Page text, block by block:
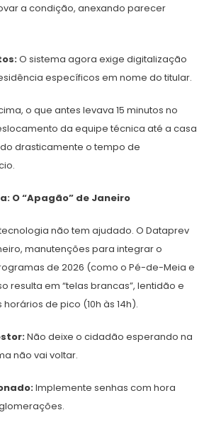
a condição, anexando parecer
O sistema agora exige digitalização
específicos em nome do titular.
o que antes levava 15 minutos no
da equipe técnica até a casa
drasticamente o tempo de
O “Apagão” de Janeiro
não tem ajudado. O Dataprev
manutenções para integrar o
de 2026 (como o Pé-de-Meia e
resulta em “telas brancas”, lentidão e
de pico (10h às 14h).
Não deixe o cidadão esperando na
não vai voltar.
Implemente senhas com hora